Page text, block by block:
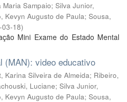
Maria Sampaio; Silva Junior,
Kevyn Augusto de Paula; Sousa,
18)
Mini Exame do Estado Mental
(MAN): video educativo
Karina Silveira de Almeida; Ribeiro,
Luciane; Silva Junior,
Kevyn Augusto de Paula; Sousa,